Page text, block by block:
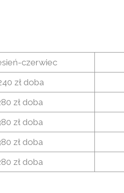
czerwiec
zł doba
zł doba
zł doba
zł doba
zł doba